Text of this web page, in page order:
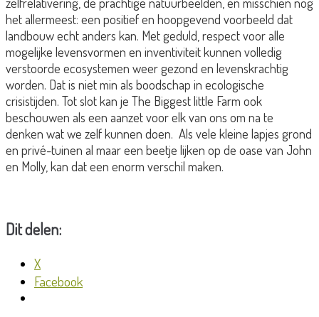
het allermeest: een positief en hoopgevend voorbeeld dat
landbouw echt anders kan. Met geduld, respect voor alle
mogelijke levensvormen en inventiviteit kunnen volledig
verstoorde ecosystemen weer gezond en levenskrachtig
worden. Dat is niet min als boodschap in ecologische
crisistijden. Tot slot kan je The Biggest little Farm ook
beschouwen als een aanzet voor elk van ons om na te
denken wat we zelf kunnen doen. Als vele kleine lapjes grond
en privé-tuinen al maar een beetje lijken op de oase van John
en Molly, kan dat een enorm verschil maken.
Dit delen:
X
Facebook